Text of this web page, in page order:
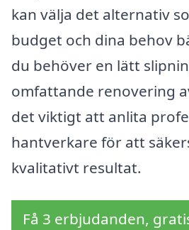
kan välja det alternativ
budget och dina behov
du behöver en lätt
omfattande renovering
det viktigt att anlita
hantverkare för att
kvalitativt resultat.
Få 3 erbjudanden,